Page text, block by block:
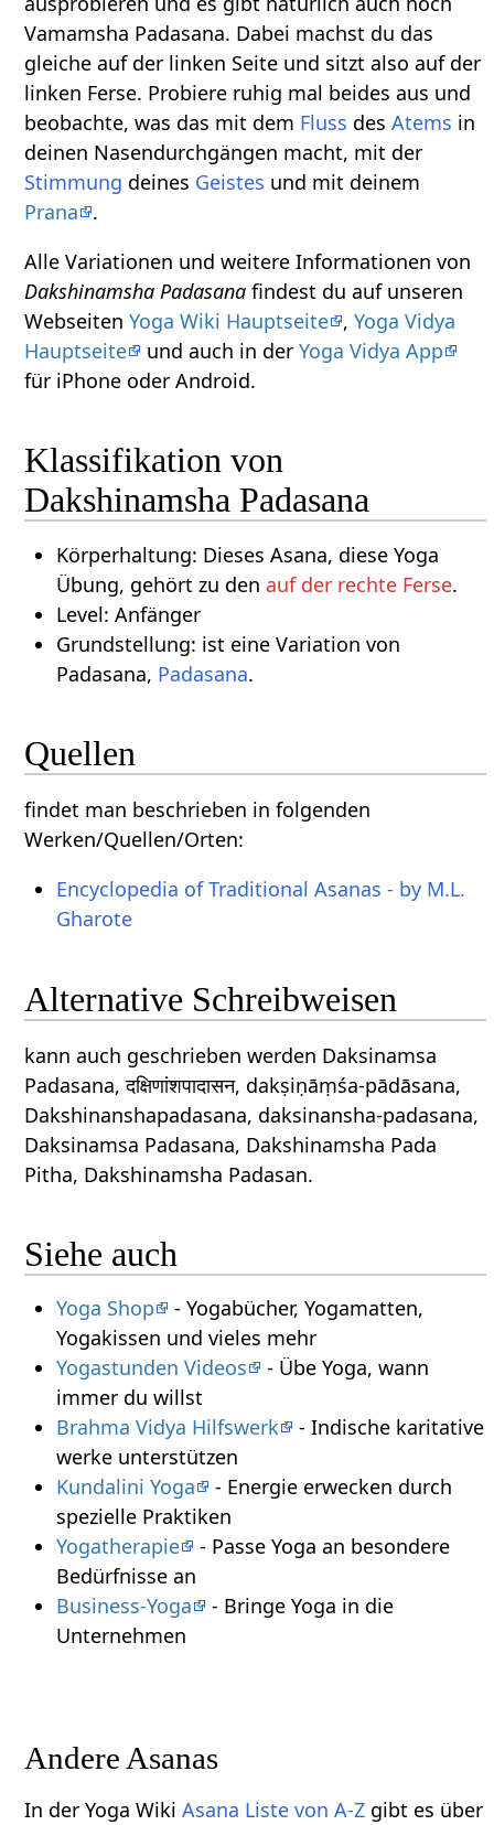
Vamamsha Padasana. Dabei machst du das
gleiche auf der linken Seite und sitzt also auf der
linken Ferse. Probiere ruhig mal beides aus und
beobachte, was das mit dem Fluss desAtems in
deinen Nasendurchgängen macht, mit der
Stimmung deines Geistes und mit deinem
Prana
.
Alle Variationen und weitere Informationen von
Dakshinamsha Padasana findest du auf unseren
WebseitenYoga Wiki Hauptseite ,Yoga Vidya
Hauptseite
und auch in derYoga Vidya App
für iPhone oder Android.
Klassifikation von
Dakshinamsha Padasana
Körperhaltung: Dieses Asana, diese Yoga
Übung, gehört zu den auf der rechte Ferse.
Level: Anfänger
Grundstellung: ist eine Variation von
Padasana, Padasana.
Quellen
findet man beschrieben in folgenden
Werken/Quellen/Orten:
Encyclopedia of Traditional Asanas - by M.L.
Gharote
Alternative Schreibweisen
kann auch geschrieben werden Daksinamsa
Padasana, दक्षिणांशपादासन, dakṣiṇāṃśa-pādāsana,
Dakshinanshapadasana, daksinansha-padasana,
Daksinamsa Padasana, Dakshinamsha Pada
Pitha, Dakshinamsha Padasan.
Siehe auch
Yoga Shop
- Yogabücher, Yogamatten,
Yogakissen und vieles mehr
Yogastunden Videos
- Übe Yoga, wann
immer du willst
Brahma Vidya Hilfswerk
- Indische karitative
werke unterstützen
Kundalini Yoga
- Energie erwecken durch
spezielle Praktiken
Yogatherapie
- Passe Yoga an besondere
Bedürfnisse an
Business-Yoga
- Bringe Yoga in die
Unternehmen
Andere Asanas
In der Yoga WikiAsana Liste von A-Z gibt es über